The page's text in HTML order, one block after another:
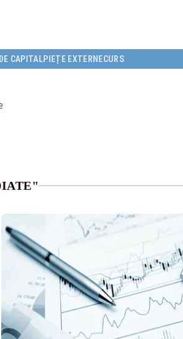
CAPITALPIEȚE EXTERNECURS